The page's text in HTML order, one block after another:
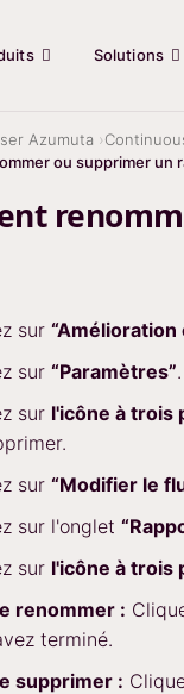
Solutions
Azumuta
ou supprimer un
sur “Amélioration
sur “Paramètres”.
sur l'icône à trois
sur “Modifier le
sur l'onglet
sur l'icône à trois
renommer :
terminé.
supprimer :